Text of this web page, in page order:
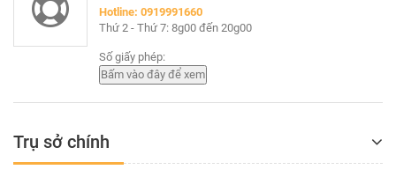
Hotline: 0919991660
Thứ 2 - Thứ 7: 8g00 đến 20g00
Số giấy phép:
Trụ sở chính